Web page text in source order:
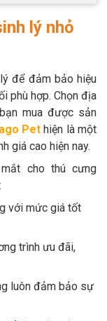
lý nhỏ
để đảm bảo hiệu
phù hợp. Chọn địa
mua được sản
Pet hiện là một
giá cao hiện nay.
cho thú cưng
với mức giá tốt
trình ưu đãi,
luôn đảm bảo sự